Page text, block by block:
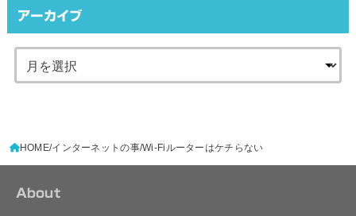
アーカイブ
HOME インターネットの事 Wi-Fiルーターはケチらない
About